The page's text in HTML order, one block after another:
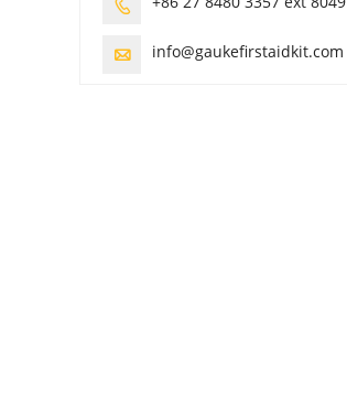

 info@gaukefirstaidkit.com